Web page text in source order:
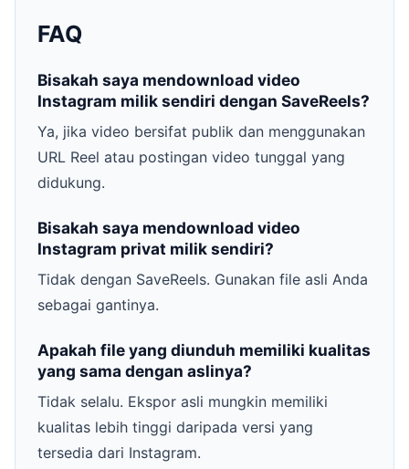
FAQ
Bisakah saya mendownload video
Instagram milik sendiri dengan SaveReels?
Ya, jika video bersifat publik dan menggunakan
URL Reel atau postingan video tunggal yang
didukung.
Bisakah saya mendownload video
Instagram privat milik sendiri?
Tidak dengan SaveReels. Gunakan file asli Anda
sebagai gantinya.
Apakah file yang diunduh memiliki kualitas
yang sama dengan aslinya?
Tidak selalu. Ekspor asli mungkin memiliki
kualitas lebih tinggi daripada versi yang
tersedia dari Instagram.